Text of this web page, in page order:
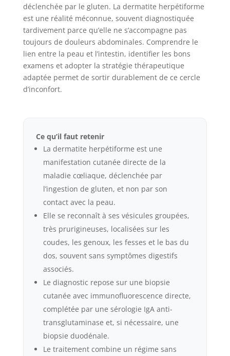
déclenchée par le gluten. La dermatite herpétiforme
est une réalité méconnue, souvent diagnostiquée
tardivement parce qu’elle ne s’accompagne pas
toujours de douleurs abdominales. Comprendre le
lien entre la peau et l’intestin, identifier les bons
examens et adopter la stratégie thérapeutique
adaptée permet de sortir durablement de ce cercle
d’inconfort.
Ce qu’il faut retenir
La dermatite herpétiforme est une
manifestation cutanée directe de la
maladie cœliaque, déclenchée par
l’ingestion de gluten, et non par son
contact avec la peau.
Elle se reconnaît à ses vésicules groupées,
très prurigineuses, localisées sur les
coudes, les genoux, les fesses et le bas du
dos, souvent sans symptômes digestifs
associés.
Le diagnostic repose sur une biopsie
cutanée avec immunofluorescence directe,
complétée par une sérologie IgA anti-
transglutaminase et, si nécessaire, une
biopsie duodénale.
Le traitement combine un régime sans